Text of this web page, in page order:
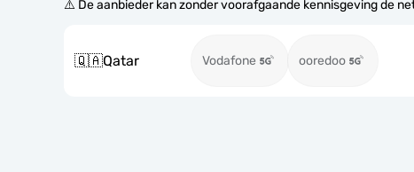
⚠️ De aanbieder kan zonder voorafgaande kennisgeving de
🇶🇦Qatar Vodafone ooredoo